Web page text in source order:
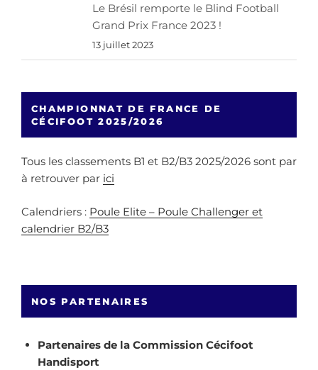
Le Brésil remporte le Blind Football
Grand Prix France 2023 !
13 juillet 2023
CHAMPIONNAT DE FRANCE DE
CÉCIFOOT 2025/2026
Tous les classements B1 et B2/B3 2025/2026 sont par
à retrouver par ici
Calendriers : Poule Elite – Poule Challenger et
calendrier B2/B3
NOS PARTENAIRES
Partenaires de la Commission Cécifoot
Handisport